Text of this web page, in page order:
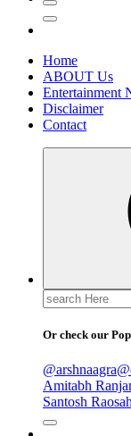
Home
ABOUT Us
Entertainment
Disclaimer
Contact
Search
for:
Or check our
@arshnaagra
Amitabh
Santosh